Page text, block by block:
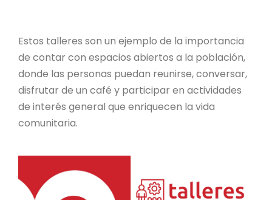
Estos talleres son un ejemplo de la importancia
de contar con espacios abiertos a la población,
donde las personas puedan reunirse, conversar,
disfrutar de un café y participar en actividades
de interés general que enriquecen la vida
comunitaria.